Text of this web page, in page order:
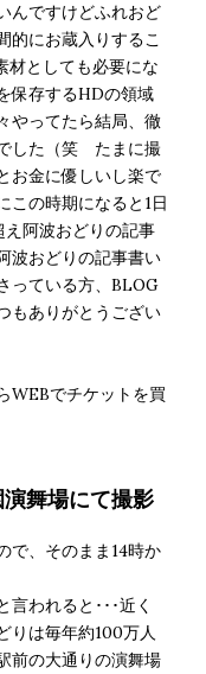
んですけどふれおど
的にお蔵入りするこ
材としても必要にな
保存するHDの領域
やってたら結局、徹
した（笑 たまに撮
お金に優しいし楽で
この時期になると1日
阿波おどりの記事
波おどりの記事書い
っている方、BLOG
もありがとうござい
WEBでチケットを買
舞場にて撮影
で、そのまま14時か
われると･･･近く
りは毎年約100万人
前の大通りの演舞場